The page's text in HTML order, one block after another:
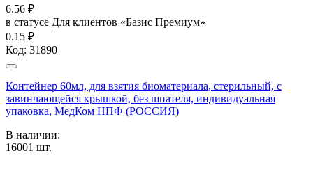
6.56 ₽
в статусе Для клиентов «Базис Премиум»
0.15 ₽
Код: 31890
Контейнер 60мл, для взятия биоматериала, стерильный, с
завинчающейся крышкой, без шпателя, индивидуальная
упаковка, МедКом НПФ (РОССИЯ)
В наличии:
16001 шт.